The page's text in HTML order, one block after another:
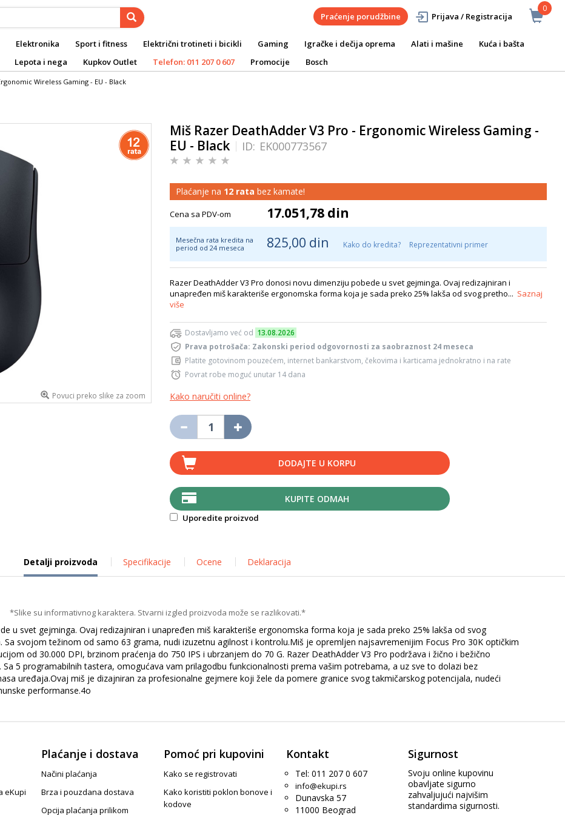
0
Praćenje porudžbine Prijava / Registracija
Elektronika Sport i fitness Električni trotineti i bicikli Gaming Igračke i dečija oprema Alati i mašine
Kuća i bašta
Lepota i nega Kupkov Outlet Telefon: 011 207 0 607 Promocije Bosch
Wireless Gaming - EU - Black
Povuci preko slike za zoom
Miš Razer DeathAdder V3 Pro - Ergonomic Wireless Gaming -
EU - Black
ID: EK000773567
Plaćanje na 12 rata bez kamate!
Cena sa PDV-om 17.051,78 din
Mesečna rata kredita na
period od 24 meseca
825,00 din Kako do kredita? Reprezentativni primer
Razer DeathAdder V3 Pro donosi novu dimenziju pobede u svet gejminga. Ovaj redizajniran i
unapređen miš karakteriše ergonomska forma koja je sada preko 25% lakša od svog pretho... Saznaj
više
Dostavljamo već od 13.08.2026
Prava potrošača: Zakonski period odgovornosti za saobraznost 24 meseca
Platite gotovinom pouzećem, internet bankarstvom, čekovima i karticama jednokratno i na rate
Povrat robe moguć unutar 14 dana
Kako naručiti online?
DODAJTE U KORPU
KUPITE ODMAH
Uporedite proizvod
Detalji proizvoda Specifikacije Ocene Deklaracija
*Slike su informativnog karaktera. Stvarni izgled proizvoda može se razlikovati.*
u svet gejminga. Ovaj redizajniran i unapređen miš karakteriše ergonomska forma koja je sada preko 25% lakša od svog
svojom težinom od samo 63 grama, nudi izuzetnu agilnost i kontrolu.Miš je opremljen najsavremenijim Focus Pro 30K optičkim
od 30.000 DPI, brzinom praćenja do 750 IPS i ubrzanjem do 70 G. Razer DeathAdder V3 Pro podržava i žično i bežično
5 programabilnih tastera, omogućava vam prilagodbu funkcionalnosti prema vašim potrebama, a uz sve to dolazi bez
uređaja.Ovaj miš je dizajniran za profesionalne gejmere koji žele da pomere granice svog takmičarskog potencijala, nudeći
performanse.4o
eKupi
Plaćanje i dostava
Načini plaćanja
Brza i pouzdana dostava
Opcija plaćanja prilikom
Pomoć pri kupovini
Kako se registrovati
Kako koristiti poklon bonove i
kodove
Kontakt
Tel: 011 207 0 607
info@ekupi.rs
Dunavska 57
11000 Beograd
Sigurnost
Svoju online kupovinu
obavljate sigurno
zahvaljujući najvišim
standardima sigurnosti.